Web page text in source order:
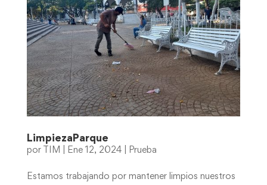
LimpiezaParque
por TIM Ene 12, 2024| Prueba
Estamos trabajando por mantener limpios nuestros